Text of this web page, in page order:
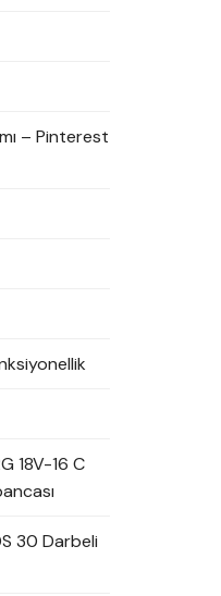
– Pinterest
18V-16 C
30 Darbeli